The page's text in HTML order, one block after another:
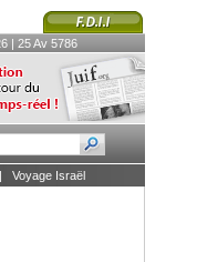
| 25 Av 5786
Voyage Israël